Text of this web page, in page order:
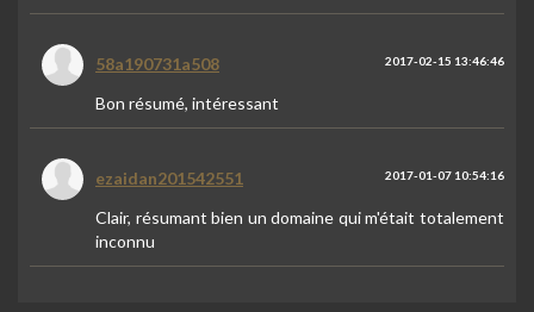
58a190731a508 2017-02-15 13:46:46
Bon résumé, intéressant
ezaidan201542551 2017-01-07 10:54:16
Clair, résumant bien un domaine qui m'était totalement
inconnu